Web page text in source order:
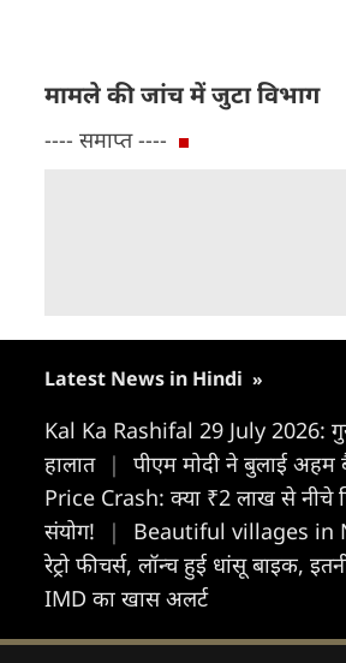
मामले की जांच में जुटा विभाग
---- समाप्त ----
Latest News in Hindi »
Kal Ka Rashifal 29 July 2026:
हालात | पीएम मोदी ने बुलाई
Price Crash: क्या ₹2 लाख से नीचे
संयोग!
| Beautiful villages in
रेट्रो फीचर्स, लॉन्च हुई धांसू बाइक,
IMD का खास अलर्ट